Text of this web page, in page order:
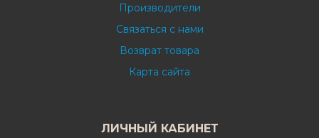
Производители
Связаться с нами
Возврат товара
Карта сайта
ЛИЧНЫЙ КАБИНЕТ